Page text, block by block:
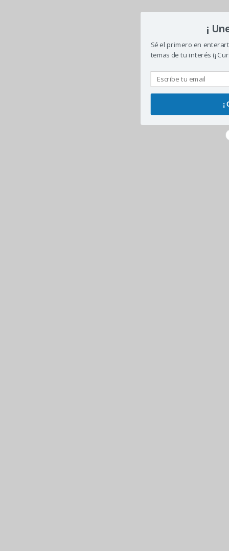
¡
Sé el primero en
temas de tu interés (¡
¡